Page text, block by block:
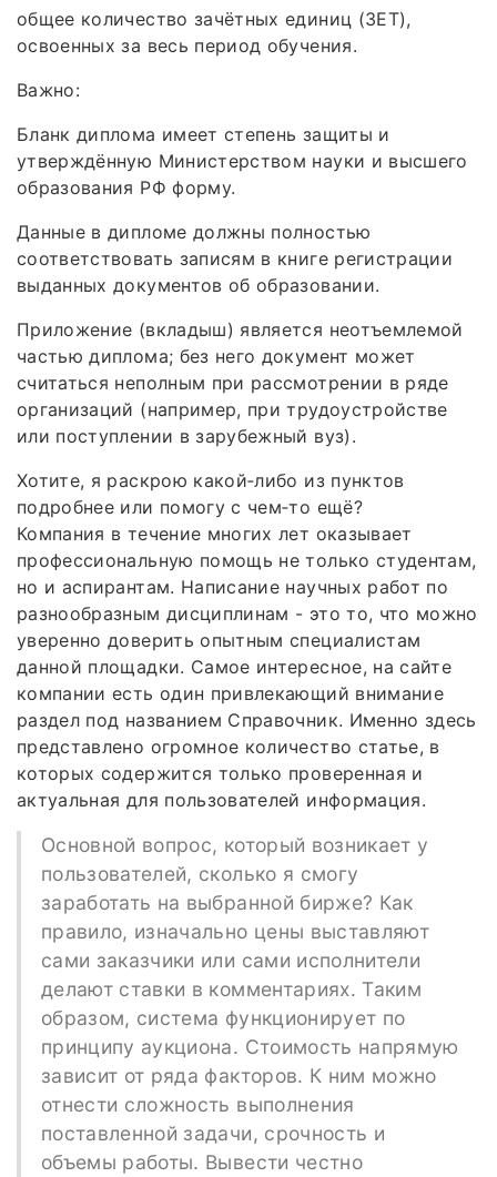
общее количество зачётных единиц (ЗЕТ),
освоенных за весь период обучения.
Важно:
Бланк диплома имеет степень защиты и
утверждённую Министерством науки и высшего
образования РФ форму.
Данные в дипломе должны полностью
соответствовать записям в книге регистрации
выданных документов об образовании.
Приложение (вкладыш) является неотъемлемой
частью диплома; без него документ может
считаться неполным при рассмотрении в ряде
организаций (например, при трудоустройстве
или поступлении в зарубежный вуз).
Хотите, я раскрою какой‑либо из пунктов
подробнее или помогу с чем‑то ещё?
Компания в течение многих лет оказывает
профессиональную помощь не только студентам,
но и аспирантам. Написание научных работ по
разнообразным дисциплинам - это то, что можно
уверенно доверить опытным специалистам
данной площадки. Самое интересное, на сайте
компании есть один привлекающий внимание
раздел под названием Справочник. Именно здесь
представлено огромное количество статье, в
которых содержится только проверенная и
актуальная для пользователей информация.
Основной вопрос, который возникает у
пользователей, сколько я смогу
заработать на выбранной бирже? Как
правило, изначально цены выставляют
сами заказчики или сами исполнители
делают ставки в комментариях. Таким
образом, система функционирует по
принципу аукциона. Стоимость напрямую
зависит от ряда факторов. К ним можно
отнести сложность выполнения
поставленной задачи, срочность и
объемы работы. Вывести честно